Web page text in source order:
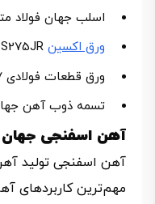
اسلب جهان فولاد
ورق اکسین
ورق قطعات فولادی ST37 جهان فولاد متین
تسمه ذوب آهن
آهن اسفنجی جهان
آهن اسفنجی تولید آهن
مهم‌ترین کاربردهای